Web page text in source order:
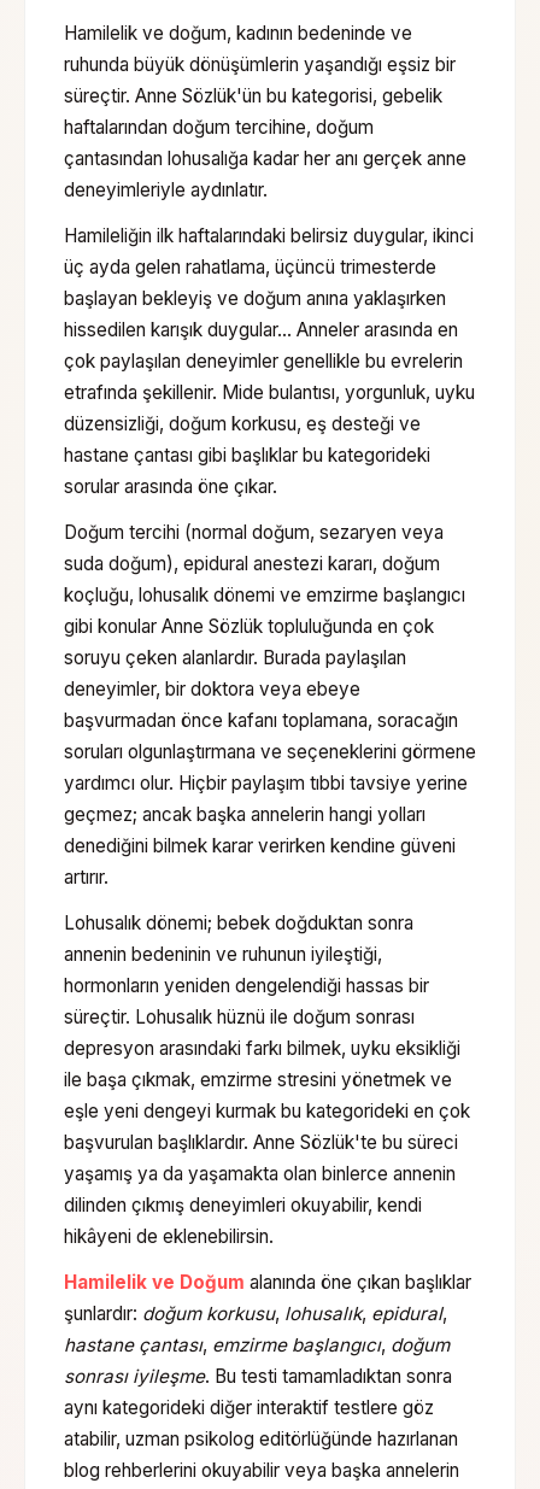
Hamilelik ve doğum, kadının bedeninde ve
ruhunda büyük dönüşümlerin yaşandığı eşsiz bir
süreçtir. Anne Sözlük'ün bu kategorisi, gebelik
haftalarından doğum tercihine, doğum
çantasından lohusalığa kadar her anı gerçek anne
deneyimleriyle aydınlatır.
Hamileliğin ilk haftalarındaki belirsiz duygular, ikinci
üç ayda gelen rahatlama, üçüncü trimesterde
başlayan bekleyiş ve doğum anına yaklaşırken
hissedilen karışık duygular… Anneler arasında en
çok paylaşılan deneyimler genellikle bu evrelerin
etrafında şekillenir. Mide bulantısı, yorgunluk, uyku
düzensizliği, doğum korkusu, eş desteği ve
hastane çantası gibi başlıklar bu kategorideki
sorular arasında öne çıkar.
Doğum tercihi (normal doğum, sezaryen veya
suda doğum), epidural anestezi kararı, doğum
koçluğu, lohusalık dönemi ve emzirme başlangıcı
gibi konular Anne Sözlük topluluğunda en çok
soruyu çeken alanlardır. Burada paylaşılan
deneyimler, bir doktora veya ebeye
başvurmadan önce kafanı toplamana, soracağın
soruları olgunlaştırmana ve seçeneklerini görmene
yardımcı olur. Hiçbir paylaşım tıbbi tavsiye yerine
geçmez; ancak başka annelerin hangi yolları
denediğini bilmek karar verirken kendine güveni
artırır.
Lohusalık dönemi; bebek doğduktan sonra
annenin bedeninin ve ruhunun iyileştiği,
hormonların yeniden dengelendiği hassas bir
süreçtir. Lohusalık hüznü ile doğum sonrası
depresyon arasındaki farkı bilmek, uyku eksikliği
ile başa çıkmak, emzirme stresini yönetmek ve
eşle yeni dengeyi kurmak bu kategorideki en çok
başvurulan başlıklardır. Anne Sözlük'te bu süreci
yaşamış ya da yaşamakta olan binlerce annenin
dilinden çıkmış deneyimleri okuyabilir, kendi
hikâyeni de eklenebilirsin.
Hamilelik ve Doğum alanında öne çıkan başlıklar
şunlardır: doğum korkusu, lohusalık, epidural,
hastane çantası, emzirme başlangıcı, doğum
sonrası iyileşme. Bu testi tamamladıktan sonra
aynı kategorideki diğer interaktif testlere göz
atabilir, uzman psikolog editörlüğünde hazırlanan
blog rehberlerini okuyabilir veya başka annelerin